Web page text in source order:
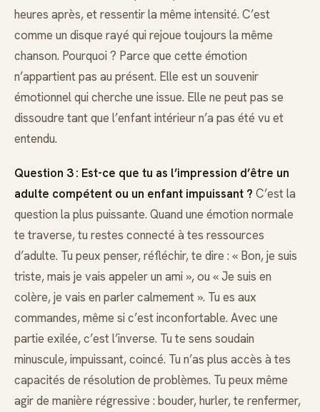
heures après, et ressentir la même intensité. C’est
comme un disque rayé qui rejoue toujours la même
chanson. Pourquoi ? Parce que cette émotion
n’appartient pas au présent. Elle est un souvenir
émotionnel qui cherche une issue. Elle ne peut pas se
dissoudre tant que l’enfant intérieur n’a pas été vu et
entendu.
Question 3 : Est-ce que tu as l’impression d’être un
adulte compétent ou un enfant impuissant ? C’est la
question la plus puissante. Quand une émotion normale
te traverse, tu restes connecté à tes ressources
d’adulte. Tu peux penser, réfléchir, te dire : « Bon, je suis
triste, mais je vais appeler un ami », ou « Je suis en
colère, je vais en parler calmement ». Tu es aux
commandes, même si c’est inconfortable. Avec une
partie exilée, c’est l’inverse. Tu te sens soudain
minuscule, impuissant, coincé. Tu n’as plus accès à tes
capacités de résolution de problèmes. Tu peux même
agir de manière régressive : bouder, hurler, te renfermer,